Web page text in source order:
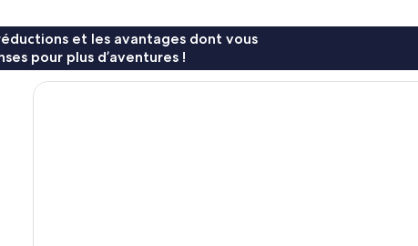
et les avantages dont vous
pour plus d’aventures !